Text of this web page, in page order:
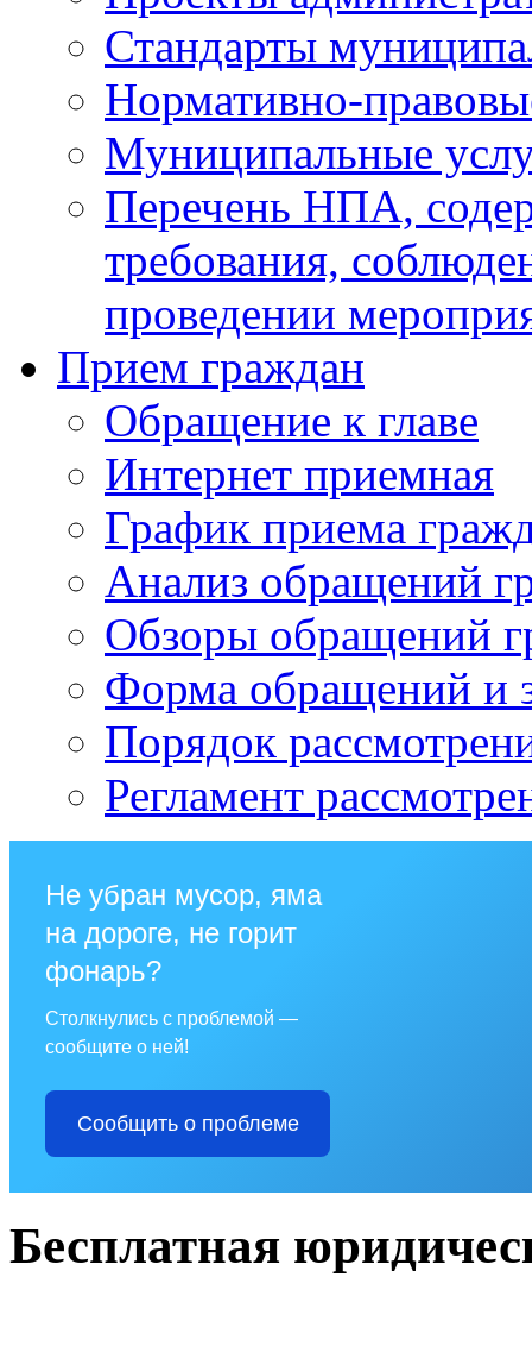
Стандарты
Нормативно-
Муниципальные
Перечень НПА,
требования,
проведении
Прием граждан
Обращение к главе
Интернет приемная
График приема
Анализ обращений
Обзоры обращений
Форма обращений и
Порядок
Регламент
Не убран мусор, яма
на дороге, не горит
фонарь?
Столкнулись с проблемой —
сообщите о ней!
Сообщить о проблеме
Бесплатная